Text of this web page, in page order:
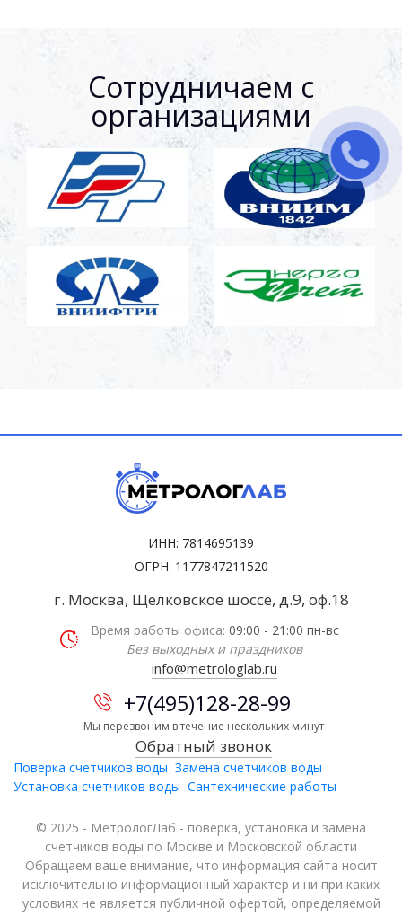
Сотрудничаем с
организациями
ИНН: 7814695139
ОГРН: 1177847211520
г. Москва, Щелковское шоссе, д.9, оф.18
Время работы офиса: 09:00 - 21:00 пн-вс
Без выходных и праздников
info@metrologlab.ru
+7(495)128-28-99
Мы перезвоним в течение нескольких минут
Обратный звонок
Поверка счетчиков воды Замена счетчиков воды
Установка счетчиков воды Сантехнические работы
© 2025 - МетрологЛаб - поверка, установка и замена
счетчиков воды по Москве и Московской области
Обращаем ваше внимание, что информация сайта носит
исключительно информационный характер и ни при каких
условиях не является публичной офертой, определяемой